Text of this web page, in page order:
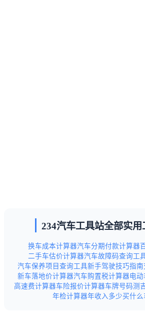
234汽车工具站全部实用
换车成本计算器汽车分期付款计算器
二手车估价计算器汽车故障码查询工
汽车保养项目查询工具新手驾驶技巧指南
新车落地价计算器汽车购置税计算器电
高速费计算器车险报价计算器车牌号码测
年检计算器年收入多少买什么